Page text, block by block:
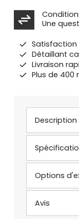
Une
Satisfaction
Détaillant
Livraison
Plus de 400
Description
Options
Avis